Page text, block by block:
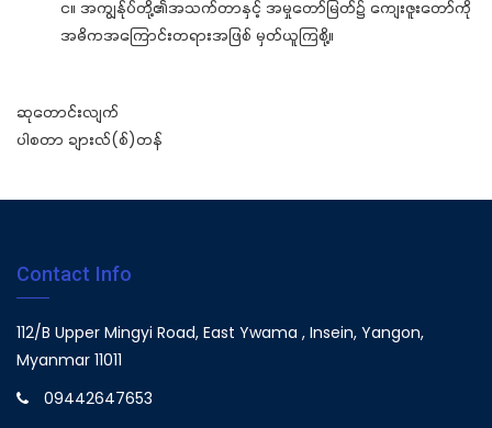
င။ အကျွန်ုပ်တို့၏အသက်တာနှင့် အမှုတော်မြတ်၌ ကျေးဇူးတော်ကို
အဓိကအကြောင်းတရားအဖြစ် မှတ်ယူကြစို့။
ဆုတောင်းလျက်
ပါစတာ ချားလ်(စ်)တန်
Contact Info
112/B Upper Mingyi Road, East Ywama , Insein, Yangon,
Myanmar 11011
09442647653